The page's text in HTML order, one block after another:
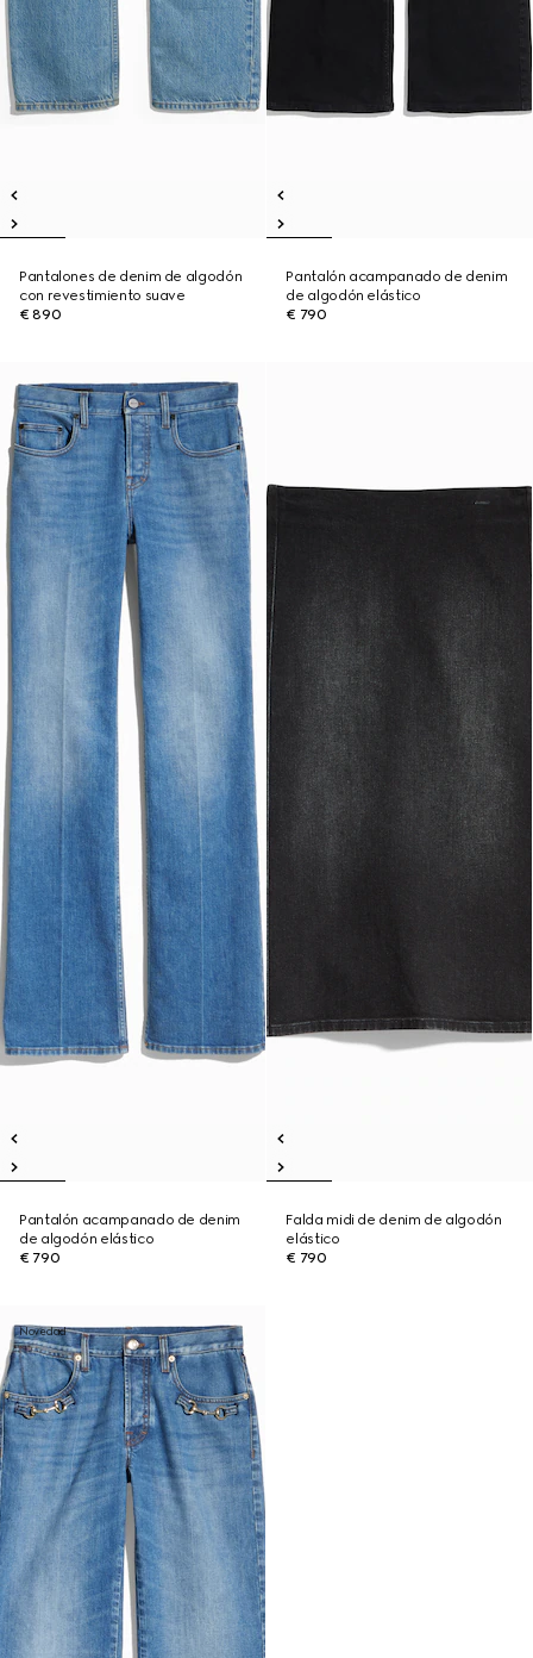
Pantalones de denim de algodón
con revestimiento suave
€ 890
Pantalón acampanado de denim
de algodón elástico
€ 790
Pantalón acampanado de denim
de algodón elástico
€ 790
Falda midi de denim de algodón
elástico
€ 790
Novedad